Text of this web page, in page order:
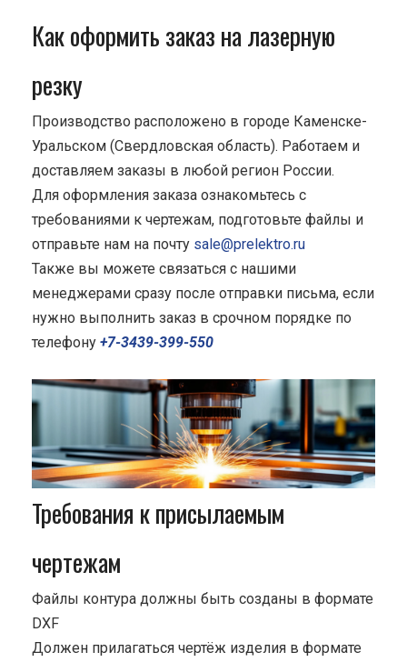
Как оформить заказ на лазерную
резку
Производство расположено в городе Каменске-
Уральском (Свердловская область). Работаем и
доставляем заказы в любой регион России.
Для оформления заказа ознакомьтесь с
требованиями к чертежам, подготовьте файлы и
отправьте нам на почту sale@prelektro.ru
Также вы можете связаться с нашими
менеджерами сразу после отправки письма, если
нужно выполнить заказ в срочном порядке по
телефону +7-3439-399-550
Требования к присылаемым
чертежам
Файлы контура должны быть созданы в формате
DXF
Должен прилагаться чертёж изделия в формате